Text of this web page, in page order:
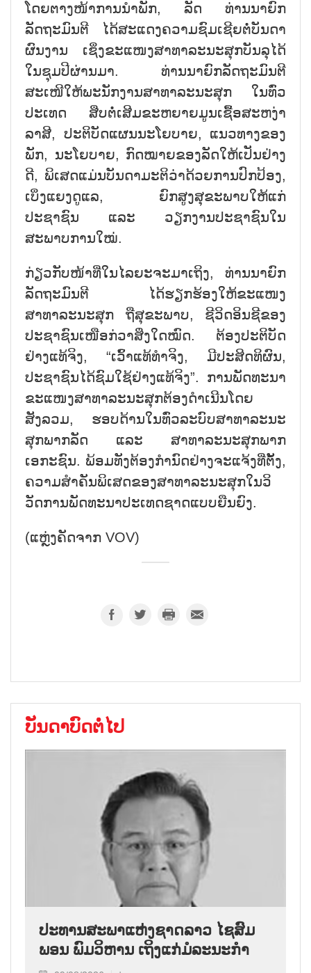
ໂດຍຕາງໜ້າການນຳພັກ, ລັດ ທ່ານນາຍົກ
ລັດຖະມົນຕີ ໄດ້ສະແດງຄວາມຊົມເຊີຍຕໍ່ບັນດາ
ຜົນງານ ເຊິ່ງຂະແໜງສາທາລະນະສຸກບັນລຸໄດ້
ໃນຊຸມປີຜ່ານມາ. ທ່ານນາຍົກລັດຖະມົນຕີ
ສະເໜີໃຫ້ພະນັກງານສາທາລະນະສຸກ ໃນທົ່ວ
ປະເທດ ສືບຕໍ່ເສີມຂະຫຍາຍມູນເຊື້ອສະຫງ່າ
ລາສີ, ປະຕິບັດແຜນນະໂຍບາຍ, ແນວທາງຂອງ
ພັກ, ນະໂຍບາຍ, ກົດໝາຍຂອງລັດໃຫ້ເປັນຢ່າງ
ດີ, ພິເສດແມ່ນບັນດາມະຕິວ່າດ້ວຍການປົກປ້ອງ,
ເບິ່ງແຍງດູແລ, ຍົກສູງສຸຂະພາບໃຫ້ແກ່
ປະຊາຊົນ ແລະ ວຽກງານປະຊາຊົນໃນ
ສະພາບການໃໝ່.
ກ່ຽວກັບໜ້າທີ່ໃນໄລຍະຈະມາເຖິງ, ທ່ານນາຍົກ
ລັດຖະມົນຕີ ໄດ້ຮຽກຮ້ອງໃຫ້ຂະແໜງ
ສາທາລະນະສຸກ ຖືສຸຂະພາບ, ຊີວິດອິນຊີຂອງ
ປະຊາຊົນເໜືອກ່ວາສິ່ງໃດໝົດ. ຕ້ອງປະຕິບັດ
ຢ່າງແທ້ຈິງ, “ເວົ້າແທ້ທຳຈິງ, ມີປະສິດທິຜົນ,
ປະຊາຊົນໄດ້ຊົມໃຊ້ຢ່າງແທ້ຈິງ”. ການພັດທະນາ
ຂະແໜງສາທາລະນະສຸກຕ້ອງດຳເນີນໂດຍ
ສັງລວມ, ຮອບດ້ານໃນທົ່ວລະບົບສາທາລະນະ
ສຸກພາກລັດ ແລະ ສາທາລະນະສຸກພາກ
ເອກະຊົນ. ພ້ອມທັງຕ້ອງກຳນົດຢ່າງຈະແຈ້ງທີ່ຕັ້ງ,
ຄວາມສຳຄັນພິເສດຂອງສາທາລະນະສຸກໃນວິ
ວັດການພັດທະນາປະເທດຊາດແບບຍືນຍົງ.
(ແຫຼ່ງຄັດຈາກ VOV)
ບັນດາບົດຕໍ່ໄປ
ປະທານສະພາແຫ່ງຊາດລາວ ໄຊສົມ
ພອນ ພົມວິຫານ ເຖິງແກ່ມໍລະນະກຳ